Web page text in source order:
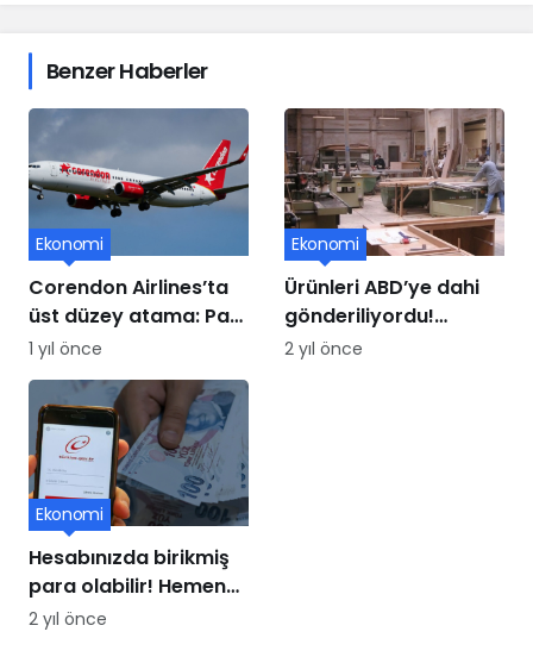
Benzer Haberler
Corendon Airlines’ta
üst düzey atama: Paul
Schwaiger yeni CCO
oldu
Ekonomi
1 yıl önce
Ürünleri ABD’ye dahi
gönderiliyordu!
Mobilya üssü iflasın
Ekonomi
2 yıl önce
Hesabınızda birikmiş
para olabilir! Hemen
e-Devlet’ten kontrol
Ekonomi
2 yıl önce